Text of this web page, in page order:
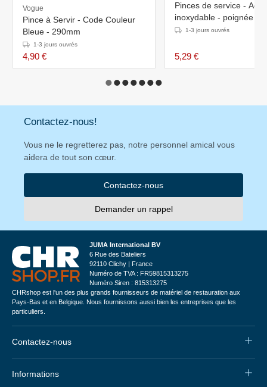
Vogue
Pince à Servir - Code Couleur
Bleue - 290mm
1-3 jours ouvrés
4,90 €
Pinces de service - Acier
inoxydable - poignée en
plastique résistant à la
1-3 jours ouvrés
5,29 €
Contactez-nous!
Vous ne le regretterez pas, notre personnel amical vous
aidera de tout son cœur.
Contactez-nous
Demander un rappel
JUMA International BV
6 Rue des Bateliers
92110 Clichy | France
Numéro de TVA : FR59815313275
Numéro Siren : 815313275
CHRshop est l'un des plus grands fournisseurs de matériel de restauration aux
Pays-Bas et en Belgique. Nous fournissons aussi bien les entreprises que les
particuliers.
Contactez-nous
Informations